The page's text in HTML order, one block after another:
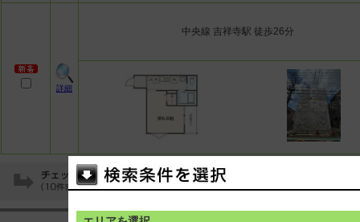
詳細
中央線 吉祥寺駅 徒歩26分